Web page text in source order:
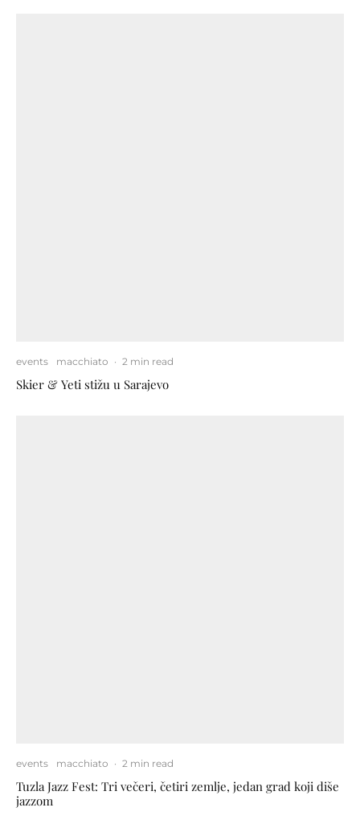
events macchiato · 2 min read
Skier & Yeti stižu u Sarajevo
events macchiato · 2 min read
Tuzla Jazz Fest: Tri večeri, četiri zemlje, jedan grad koji diše
jazzom